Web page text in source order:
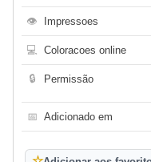
👁 Impressoes
💻 Coloracoes online
🔒 Permissão
📅 Adicionado em